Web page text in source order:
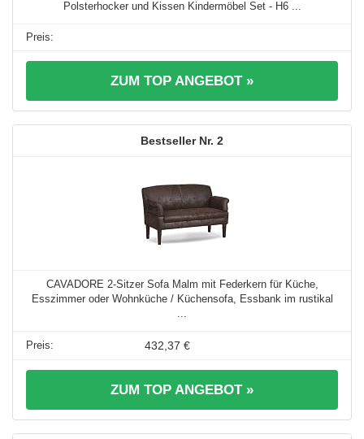
Polsterhocker und Kissen Kindermöbel Set - H6 ...
ZUM TOP ANGEBOT »
2
CAVADORE 2-Sitzer Sofa Malm mit Federkern für Küche,
Esszimmer oder Wohnküche / Küchensofa, Essbank im rustikal
...
432,37 €
ZUM TOP ANGEBOT »